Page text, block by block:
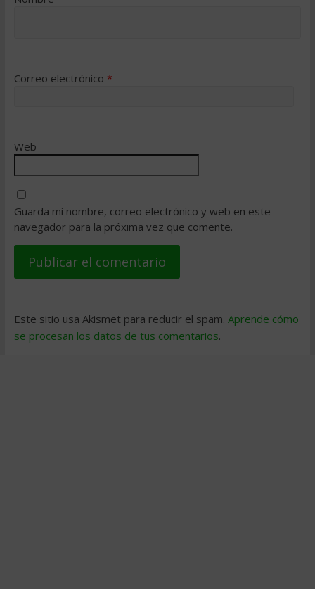
Correo electrónico *
Web
Guarda mi nombre, correo electrónico y web en este
navegador para la próxima vez que comente.
Este sitio usa Akismet para reducir el spam. Aprende cómo
se procesan los datos de tus comentarios.